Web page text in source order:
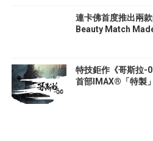
連卡佛首度推出兩
Beauty Match
特技鉅作《哥斯拉-
首部IMAX®「特製